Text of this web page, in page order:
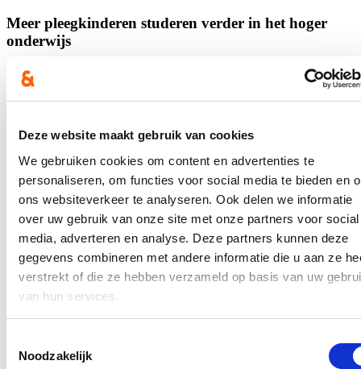
Deze website maakt gebruik van cookies
We gebruiken cookies om content en advertenties te
personaliseren, om functies voor social media te bieden en
ons websiteverkeer te analyseren. Ook delen we informatie
over uw gebruik van onze site met onze partners voor social
media, adverteren en analyse. Deze partners kunnen deze
gegevens combineren met andere informatie die u aan ze
verstrekt of die ze hebben verzameld op basis van uw
van hun services.
Noodzakelijk
Meer pleegkinderen studeren verder in het hoger
onderwijs
24/08/23
Steeds meer jongeren die in een pleeggezin verblijven, volgen ook
inwerkingtreding van het decreet pleegzorg, waarvan Vlaams
parlementslid Katrien Schryvers hoofdindiener was, steeg hun aantal
van 96 in het academiejaar 2015-2016 tot 329 in het voorbije
academiejaar, een stijging van maar liefst 242,7 procent. Dat vernam
Schryvers in antwoord op parlementaire vragen die ze hierover
stelde. “Ongetwijfeld heeft de automatische toekenning van een
studietoelage en het feit dat we pleegzorg mogelijk hebben gemaakt
tot de leeftijd van 25 jaar, aan de basis hiervan. De decretale
maatregelen missen dus hun effect niet”, aldus Schryvers.
Lees meer
Tevreden dat kotlabel er eindelijk komt
15/07/23